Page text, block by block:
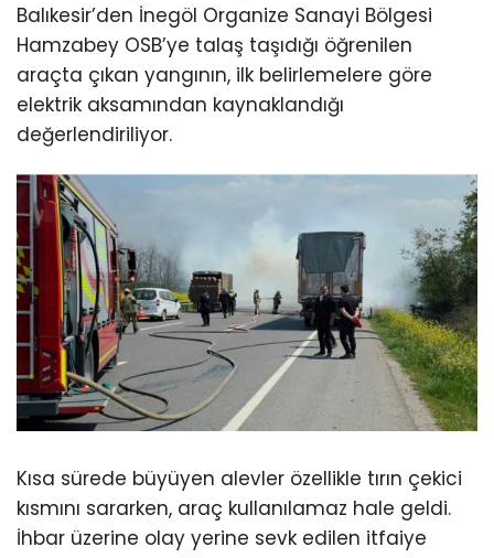
Balıkesir’den İnegöl Organize Sanayi Bölgesi
Hamzabey OSB’ye talaş taşıdığı öğrenilen
araçta çıkan yangının, ilk belirlemelere göre
elektrik aksamından kaynaklandığı
değerlendiriliyor.
Kısa sürede büyüyen alevler özellikle tırın çekici
kısmını sararken, araç kullanılamaz hale geldi.
İhbar üzerine olay yerine sevk edilen itfaiye